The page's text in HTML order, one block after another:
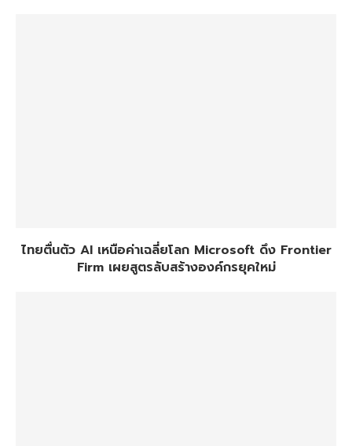
ไทยตื่นตัว AI เหนือค่าเฉลี่ยโลก Microsoft ดึง Frontier
Firm เผยสูตรลับสร้างองค์กรยุคใหม่